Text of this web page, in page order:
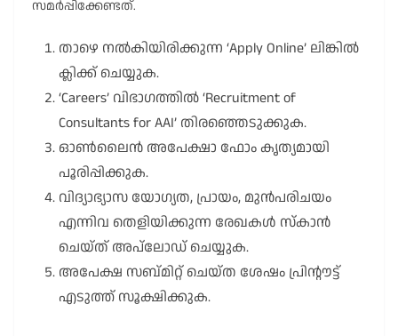
സമർപ്പിക്കേണ്ടത്.
താഴെ നൽകിയിരിക്കുന്ന ‘Apply Online’ ലിങ്കിൽ
ക്ലിക്ക് ചെയ്യുക.
‘Careers’ വിഭാഗത്തിൽ ‘Recruitment of
Consultants for AAI’ തിരഞ്ഞെടുക്കുക.
ഓൺലൈൻ അപേക്ഷാ ഫോം കൃത്യമായി
പൂരിപ്പിക്കുക.
വിദ്യാഭ്യാസ യോഗ്യത, പ്രായം, മുൻപരിചയം
എന്നിവ തെളിയിക്കുന്ന രേഖകൾ സ്കാൻ
ചെയ്ത് അപ്‌ലോഡ് ചെയ്യുക.
അപേക്ഷ സബ്മിറ്റ് ചെയ്ത ശേഷം പ്രിന്റൗട്ട്
എടുത്ത് സൂക്ഷിക്കുക.